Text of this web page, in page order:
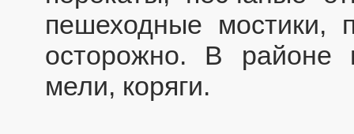
пешеходные мостики,
осторожно. В районе
мели, коряги.